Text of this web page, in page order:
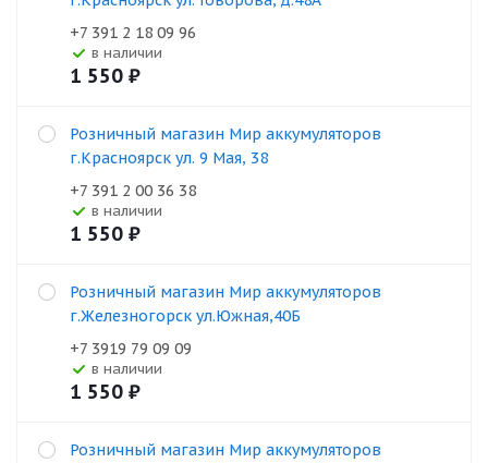
+7 391 2 18 09 96
В наличии
1 550 ₽
Розничный магазин Мир аккумуляторов
г.Красноярск ул. 9 Мая, 38
+7 391 2 00 36 38
В наличии
1 550 ₽
Розничный магазин Мир аккумуляторов
г.Железногорск ул.Южная,40Б
+7 3919 79 09 09
В наличии
1 550 ₽
Розничный магазин Мир аккумуляторов